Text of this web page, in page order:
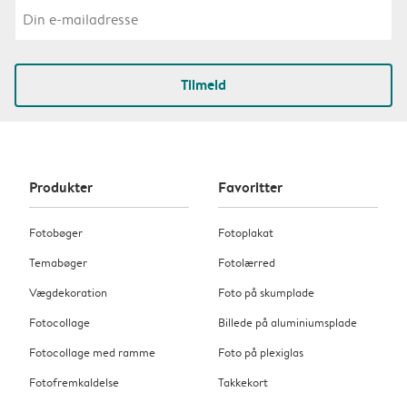
Tilmeld
Produkter
Fotobøger
Temabøger
Vægdekoration
Fotocollage
Fotocollage med ramme
Fotofremkaldelse
Favoritter
Fotoplakat
Fotolærred
Foto på skumplade
Billede på aluminiumsplade
Foto på plexiglas
Takkekort